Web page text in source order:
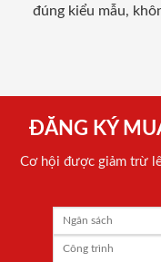
đúng kiểu mẫu,
ĐĂNG KÝ
Cơ hội được giảm trừ